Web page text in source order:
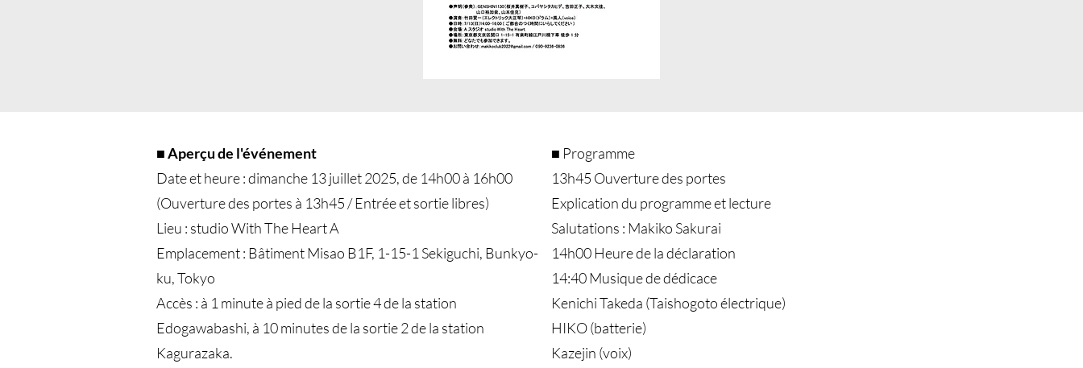
■ Aperçu de l'événement
Date et heure : dimanche 13 juillet 2025, de 14h00 à 16h00
(Ouverture des portes à 13h45 / Entrée et sortie libres)
Lieu : studio With The Heart A
Emplacement : Bâtiment Misao B1F, 1-15-1 Sekiguchi, Bunkyo-
ku, Tokyo
Accès : à 1 minute à pied de la sortie 4 de la station
Edogawabashi, à 10 minutes de la sortie 2 de la station
Kagurazaka.
■ Programme
13h45 Ouverture des portes
Explication du programme et lecture
Salutations : Makiko Sakurai
14h00 Heure de la déclaration
14:40 Musique de dédicace
Kenichi Takeda (Taishogoto électrique)
HIKO (batterie)
Kazejin (voix)